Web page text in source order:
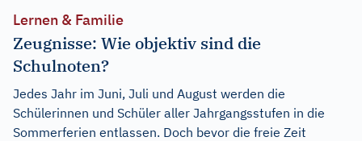
Lernen & Familie
Zeugnisse: Wie objektiv sind die
Schulnoten?
Jedes Jahr im Juni, Juli und August werden die
Schülerinnen und Schüler aller Jahrgangsstufen in die
Sommerferien entlassen. Doch bevor die freie Zeit